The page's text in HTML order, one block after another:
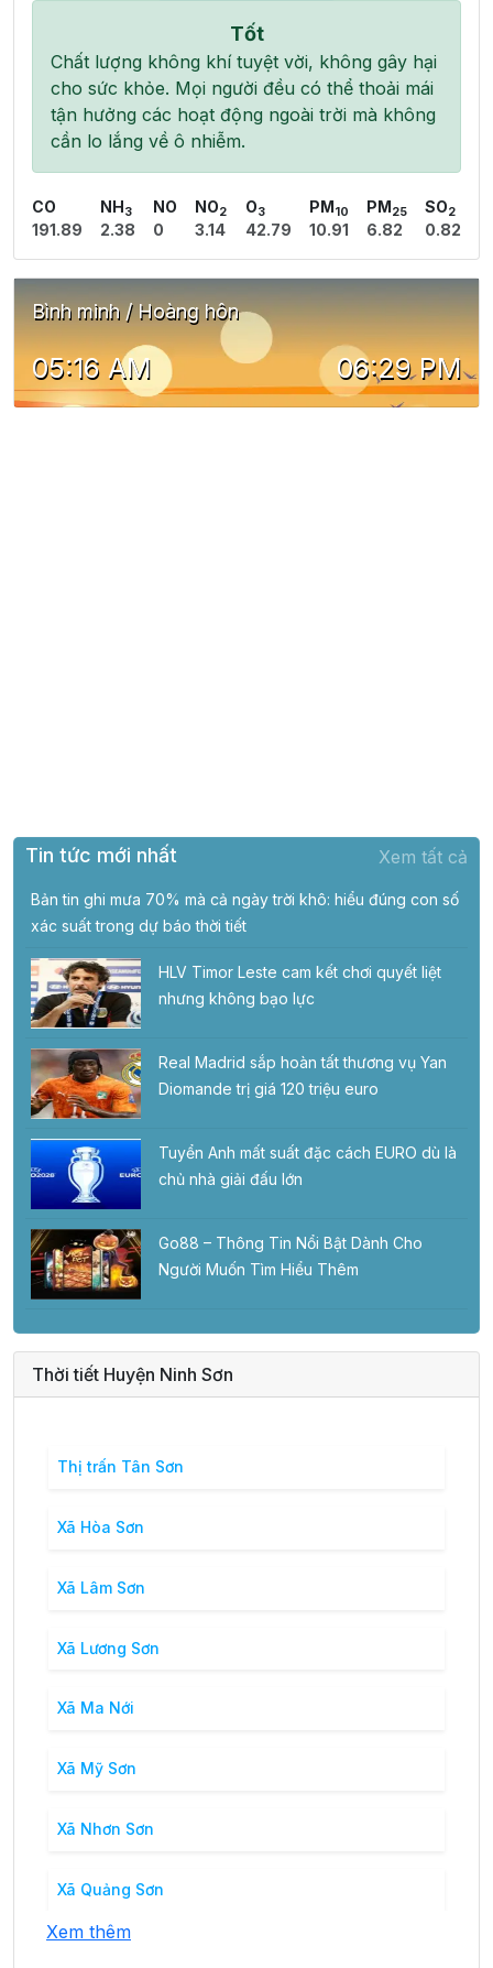
Tốt
Chất lượng không khí tuyệt vời, không gây hại
cho sức khỏe. Mọi người đều có thể thoải mái
tận hưởng các hoạt động ngoài trời mà không
cần lo lắng về ô nhiễm.
CO
191.89
NH 3
2.38
NO
0
NO2
3.14
O3
42.79
PM 10
10.91
PM 25
6.82
SO2
0.82
Bình minh / Hoàng hôn
05:16 AM 06:29 PM
Tin tức mới nhất Xem tất cả
Bản tin ghi mưa 70% mà cả ngày trời khô: hiểu đúng con số
xác suất trong dự báo thời tiết
HLV Timor Leste cam kết chơi quyết liệt
nhưng không bạo lực
Real Madrid sắp hoàn tất thương vụ Yan
Diomande trị giá 120 triệu euro
Tuyển Anh mất suất đặc cách EURO dù là
chủ nhà giải đấu lớn
Go88 – Thông Tin Nổi Bật Dành Cho
Người Muốn Tìm Hiểu Thêm
Thời tiết Huyện Ninh Sơn
Thị trấn Tân Sơn
Xã Hòa Sơn
Xã Lâm Sơn
Xã Lương Sơn
Xã Ma Nới
Xã Mỹ Sơn
Xã Nhơn Sơn
Xã Quảng Sơn
Xem thêm